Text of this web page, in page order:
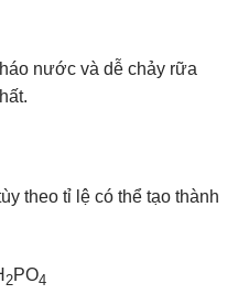
nước và dễ chảy rữa
theo tỉ lệ có thể tạo thành
2PO4